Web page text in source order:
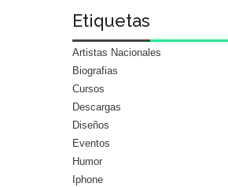
Etiquetas
Artistas Nacionales
Biografias
Cursos
Descargas
Diseños
Eventos
Humor
Iphone